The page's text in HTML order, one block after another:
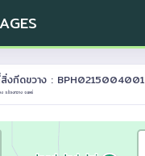
งกีดขวาง : BPH0215004001
อ.ร้องกวาง จ.แพร่